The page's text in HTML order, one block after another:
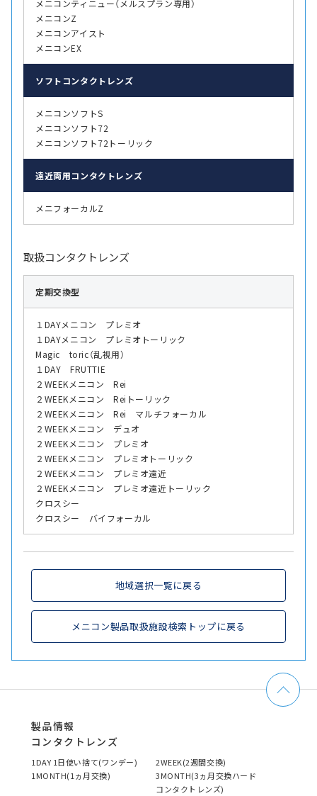
メニコンティニュー（メルスプラン専用）
メニコンZ
メニコンアイスト
メニコンEX
ソフト コンタクトレンズ
メニコンソフトS
メニコンソフト72
メニコンソフト72トーリック
遠近両用コンタクトレンズ
メニフォーカルZ
取扱コンタクトレンズ
定期交換型
１DAYメニコン プレミオ
１DAYメニコン プレミオトーリック
Magic toric（乱視用）
１DAY FRUTTIE
２WEEKメニコン Rei
２WEEKメニコン Reiトーリック
２WEEKメニコン Rei マルチフォーカル
２WEEKメニコン デュオ
２WEEKメニコン プレミオ
２WEEKメニコン プレミオトーリック
２WEEKメニコン プレミオ遠近
２WEEKメニコン プレミオ遠近トーリック
クロスシー
クロスシー バイフォーカル
地域選択一覧に戻る
メニコン製品取扱施設検索トップに戻る
製品情報
コンタクトレンズ
1DAY 1日使い捨て(ワンデー)
2WEEK(2週間交換)
1MONTH(1ヵ月交換)
3MONTH(3ヵ月交換ハード
コンタクトレンズ)